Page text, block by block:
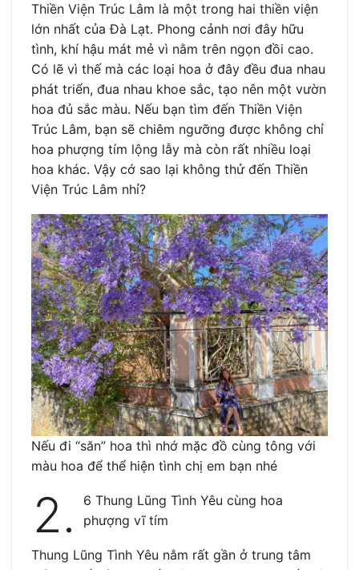
Thiền Viện Trúc Lâm là một trong hai thiền viện
lớn nhất của Đà Lạt. Phong cảnh nơi đây hữu
tình, khí hậu mát mẻ vì nằm trên ngọn đồi cao.
Có lẽ vì thế mà các loại hoa ở đây đều đua nhau
phát triển, đua nhau khoe sắc, tạo nên một vườn
hoa đủ sắc màu. Nếu bạn tìm đến Thiền Viện
Trúc Lâm, bạn sẽ chiêm ngưỡng được không chỉ
hoa phượng tím lộng lẫy mà còn rất nhiều loại
hoa khác. Vậy cớ sao lại không thử đến Thiền
Viện Trúc Lâm nhỉ?
Nếu đi “săn” hoa thì nhớ mặc đồ cùng tông với
màu hoa để thể hiện tình chị em bạn nhé
2.
6 Thung Lũng Tình Yêu cùng hoa
phượng vĩ tím
Thung Lũng Tình Yêu nằm rất gần ở trung tâm